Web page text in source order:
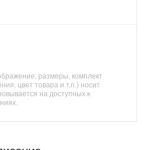
размеры, комплект
цвет товара и т.п.) носит
на доступных к